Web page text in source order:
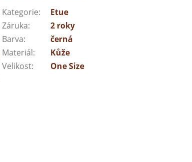
Kategorie:
Etue
Záruka:
2 roky
Barva:
černá
Materiál:
Kůže
Velikost: One Size